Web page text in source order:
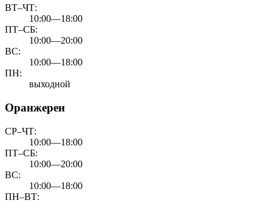
ВТ–ЧТ:
10:00—18:00
ПТ–СБ:
10:00—20:00
ВС:
10:00—18:00
ПН:
выходной
Оранжереи
СР–ЧТ:
10:00—18:00
ПТ–СБ:
10:00—20:00
ВС:
10:00—18:00
ПН–ВТ: